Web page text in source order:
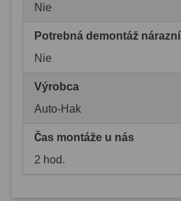
Nie
Potrebná demontáž
Nie
Výrobca
Auto-Hak
Čas montáže u nás
2 hod.